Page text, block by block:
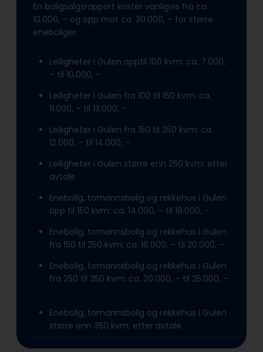
En boligsalgsrapport koster vanligvis fra ca.
10.000, – og opp mot ca. 30.000, – for større
eneboliger.
Leiligheter i Gulen opptil 100 kvm: ca. 7.000,
– til 10.000, –
Leiligheter i Gulen fra 100 til 150 kvm: ca.
11.000, – til 13.000, –
Leiligheter i Gulen fra 150 til 250 kvm: ca.
12.000, – til 14.000, –
Leiligheter i Gulen større enn 250 kvm: etter
avtale
Enebolig, tomannsbolig og rekkehus i Gulen
opp til 150 kvm: ca. 14.000, – til 18.000, –
Enebolig, tomannsbolig og rekkehus i Gulen
fra 150 til 250 kvm: ca. 16.000, – til 20.000, –
Enebolig, tomannsbolig og rekkehus i Gulen
fra 250 til 350 kvm: ca. 20.000, – til 25.000, –
Enebolig, tomannsbolig og rekkehus i Gulen
større enn 350 kvm: etter avtale